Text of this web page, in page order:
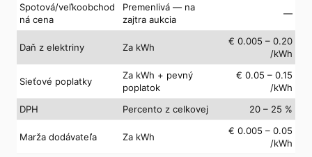
Spotová/veľkoobchod
ná cena
Premenlivá — na
zajtra aukcia
—
Daň z elektriny Za kWh
€ 0.005 – 0.20
/kWh
Sieťové poplatky
Za kWh + pevný
poplatok
€ 0.05 – 0.15
/kWh
DPH
Percento z celkovej 20 – 25 %
Marža dodávateľa Za kWh
€ 0.005 – 0.05
/kWh